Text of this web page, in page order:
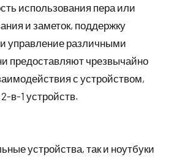
использования пера или
и заметок, поддержку
управление различными
предоставляют чрезвычайно
с устройством,
в-1 устройств.
устройства, так и ноутбуки